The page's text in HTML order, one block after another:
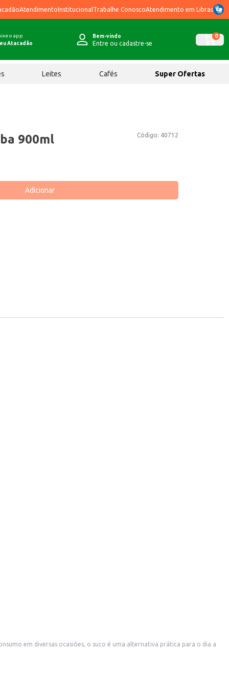
AtendimentoInstitucional Trabalhe ConoscoAtendimento em Libras
o app
Atacadão
Bem-vindo
Entre ou cadastre-se
0
Leites Cafés Super Ofertas
Código: 40712
900ml
Adicionar
em diversas ocasiões, o suco é uma alternativa prática para o dia a